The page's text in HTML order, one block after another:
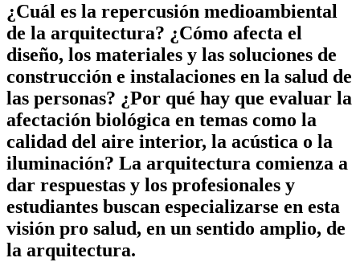
¿Cuál es la repercusión medioambiental
de la arquitectura? ¿Cómo afecta el
diseño, los materiales y las soluciones de
construcción e instalaciones en la salud de
las personas? ¿Por qué hay que evaluar la
afectación biológica en temas como la
calidad del aire interior, la acústica o la
iluminación? La arquitectura comienza a
dar respuestas y los profesionales y
estudiantes buscan especializarse en esta
visión pro salud, en un sentido amplio, de
la arquitectura.